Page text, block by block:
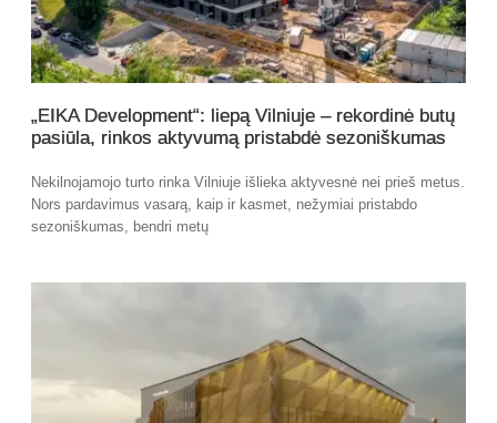
„EIKA Development“: liepą Vilniuje – rekordinė butų
pasiūla, rinkos aktyvumą pristabdė sezoniškumas
Nekilnojamojo turto rinka Vilniuje išlieka aktyvesnė nei prieš metus.
Nors pardavimus vasarą, kaip ir kasmet, nežymiai pristabdo
sezoniškumas, bendri metų